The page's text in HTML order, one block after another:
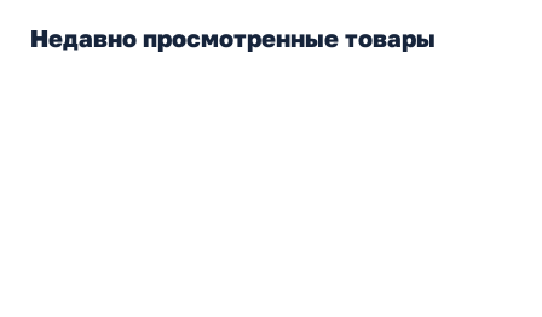
Недавно просмотренные товары